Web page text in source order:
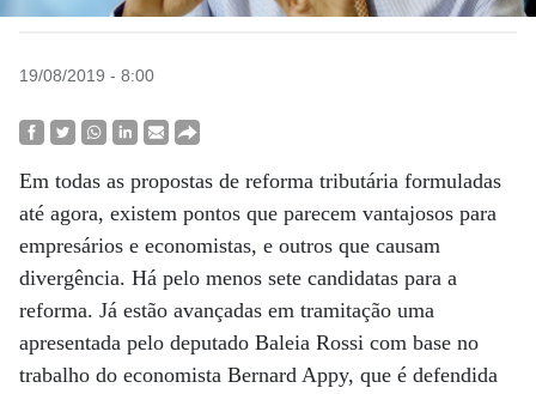
19/08/2019 - 8:00
Em todas as propostas de reforma tributária formuladas
até agora, existem pontos que parecem vantajosos para
empresários e economistas, e outros que causam
divergência. Há pelo menos sete candidatas para a
reforma. Já estão avançadas em tramitação uma
apresentada pelo deputado Baleia Rossi com base no
trabalho do economista Bernard Appy, que é defendida